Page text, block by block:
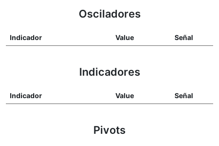
Osciladores
Indicador Value Señal
Indicadores
Indicador Value Señal
Pivots